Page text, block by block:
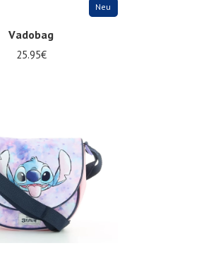
Neu
Vadobag
25.95€